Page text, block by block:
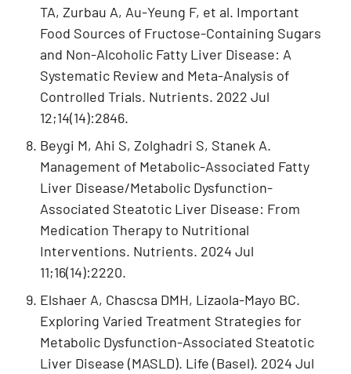
TA, Zurbau A, Au-Yeung F, et al. Important
Food Sources of Fructose-Containing Sugars
and Non-Alcoholic Fatty Liver Disease: A
Systematic Review and Meta-Analysis of
Controlled Trials. Nutrients. 2022 Jul
12;14(14):2846.
Beygi M, Ahi S, Zolghadri S, Stanek A.
Management of Metabolic-Associated Fatty
Liver Disease/Metabolic Dysfunction-
Associated Steatotic Liver Disease: From
Medication Therapy to Nutritional
Interventions. Nutrients. 2024 Jul
11;16(14):2220.
Elshaer A, Chascsa DMH, Lizaola-Mayo BC.
Exploring Varied Treatment Strategies for
Metabolic Dysfunction-Associated Steatotic
Liver Disease (MASLD). Life (Basel). 2024 Jul